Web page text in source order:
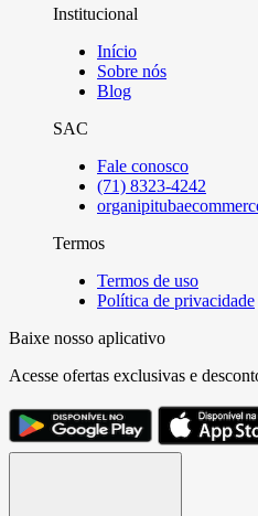
Institucional
Início
Sobre nós
Blog
SAC
Fale conosco
(71) 8323-4242
Termos
Termos de uso
Política de privacidade
Baixe nosso aplicativo
Acesse ofertas exclusivas e